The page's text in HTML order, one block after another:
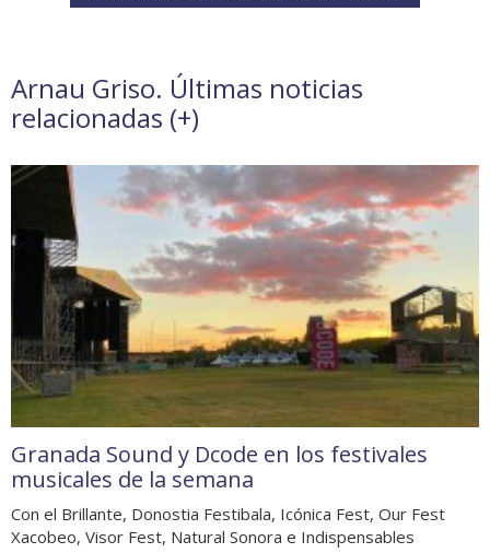
Arnau Griso. Últimas noticias
relacionadas (+)
Granada Sound y Dcode en los festivales
musicales de la semana
Con el Brillante, Donostia Festibala, Icónica Fest, Our Fest
Xacobeo, Visor Fest, Natural Sonora e Indispensables